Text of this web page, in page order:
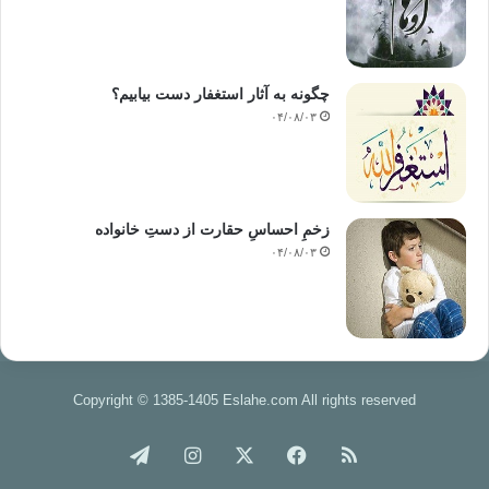
و در حالی‌که‌ احکام
امامت یا آنچه‌ ” فقه‌ خلافت” نامیده‌ می‌شود و تنها موضوع محوری است که‌
در نوشته‌های سیاسی اسلامی در زمانهای طولانی از آن سخن رفته است، فقه‌
خلافت
حاکمان یا فقه نظام حکومت باید به‌ عنوان شاخه‌ای از «فقه‌ شورا» بررسی
شود. زیرا
شورا اصل و جوهر خلافت امت است. ولی خلافت خلفا و حکومت حاکمان فرع
است. از این رو فقه‌ خلافت در عصر ما باید به‌ شورا یا به عبارت دقیق‌تر به‌
قدرت
امت باز‌گردد. و بر اساس بیعت آزاد‌ یا بیعت مبتنی بر قرارداد که‌ به‌ امت امکان و
فرصت نظارت و محاسبه‌ی حاکمان را می‌دهد؛ در نتیجه‌ شورا در مقامی عالی‌تر
از دولت
قرار دارد.
در زمینه‌ی واجب بودن
جایز بودن آن تأکید کرده‌اند. همچنین درباره‌ی نحوه‌ی التزام به شورا – یعنی
چگونه به آثار استغفار دست بیابیم؟
۰۴/۰۸/۰۳
زخمِ احساسِ حقارت از دستِ خانواده
۰۴/۰۸/۰۳
Copyright © 1385-1405 Eslahe.com All rights reserved
خوراک فیس اینستاگرام